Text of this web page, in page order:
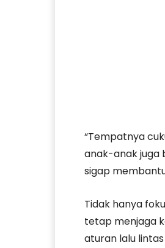
“Tempatnya
anak-anak juga
sigap
Tidak hanya
tetap menjaga
aturan lalu